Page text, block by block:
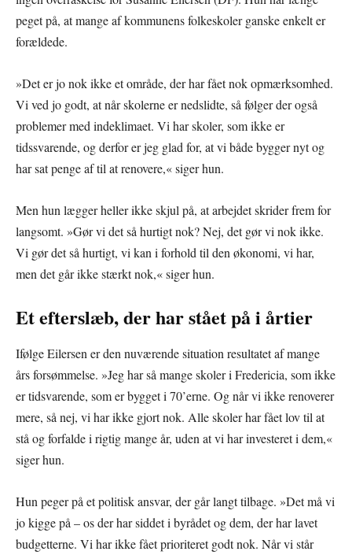
peget på, at mange af kommunens folkeskoler ganske enkelt er
forældede.
»Det er jo nok ikke et område, der har fået nok opmærksomhed.
Vi ved jo godt, at når skolerne er nedslidte, så følger der også
problemer med indeklimaet. Vi har skoler, som ikke er
tidssvarende, og derfor er jeg glad for, at vi både bygger nyt og
har sat penge af til at renovere,« siger hun.
Men hun lægger heller ikke skjul på, at arbejdet skrider frem for
langsomt. »Gør vi det så hurtigt nok? Nej, det gør vi nok ikke.
Vi gør det så hurtigt, vi kan i forhold til den økonomi, vi har,
men det går ikke stærkt nok,« siger hun.
Et efterslæb, der har stået på i årtier
Ifølge Eilersen er den nuværende situation resultatet af mange
års forsømmelse. »Jeg har så mange skoler i Fredericia, som ikke
er tidsvarende, som er bygget i 70’erne. Og når vi ikke renoverer
mere, så nej, vi har ikke gjort nok. Alle skoler har fået lov til at
stå og forfalde i rigtig mange år, uden at vi har investeret i dem,«
siger hun.
Hun peger på et politisk ansvar, der går langt tilbage. »Det må vi
jo kigge på – os der har siddet i byrådet og dem, der har lavet
budgetterne. Vi har ikke fået prioriteret godt nok. Når vi står